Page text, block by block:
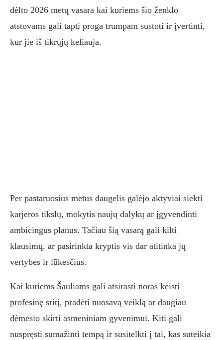
dėlto 2026 metų vasara kai kuriems šio ženklo
atstovams gali tapti proga trumpam sustoti ir įvertinti,
kur jie iš tikrųjų keliauja.
Per pastaruosius metus daugelis galėjo aktyviai siekti
karjeros tikslų, mokytis naujų dalykų ar įgyvendinti
ambicingus planus. Tačiau šią vasarą gali kilti
klausimų, ar pasirinkta kryptis vis dar atitinka jų
vertybes ir lūkesčius.
Kai kuriems Šauliams gali atsirasti noras keisti
profesinę sritį, pradėti nuosavą veiklą ar daugiau
dėmesio skirti asmeniniam gyvenimui. Kiti gali
nuspręsti sumažinti tempą ir susitelkti į tai, kas suteikia